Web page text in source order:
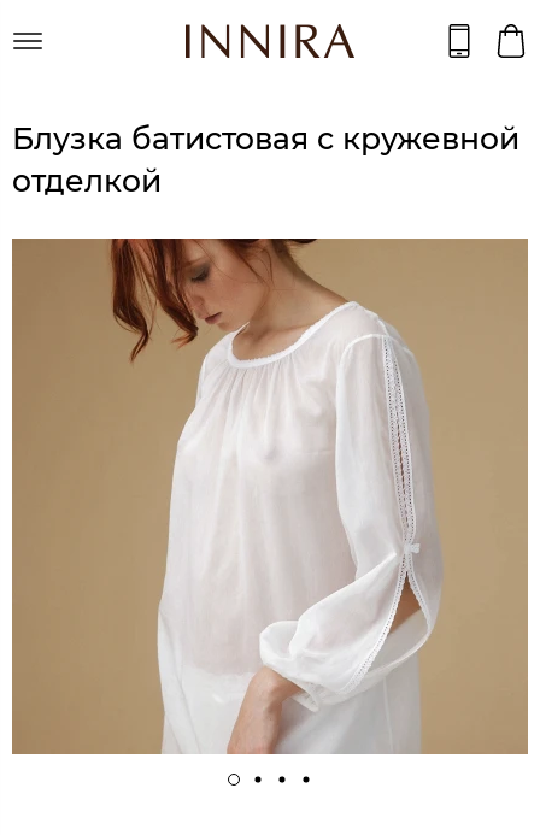
Блузка батистовая с кружевной
отделкой